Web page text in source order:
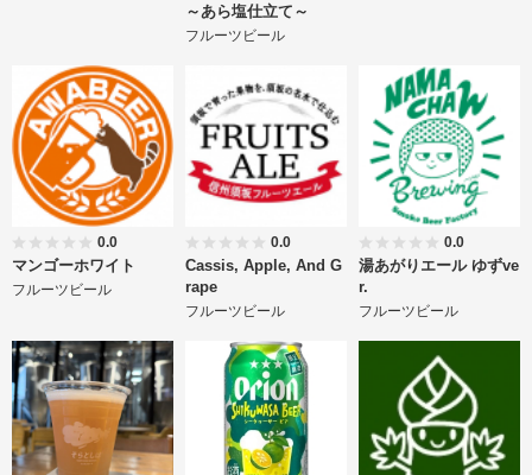
～あら塩仕立て～
フルーツビール
0.0
マンゴーホワイト
フルーツビール
0.0
Cassis, Apple, And G
rape
フルーツビール
0.0
湯あがりエール ゆずve
r.
フルーツビール